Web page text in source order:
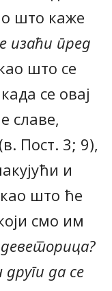
што каже
изаћи пред
што се
се овај
славе,
(в. Пост. 3; 9),
и
што ће
смо им
деветорица?
да се